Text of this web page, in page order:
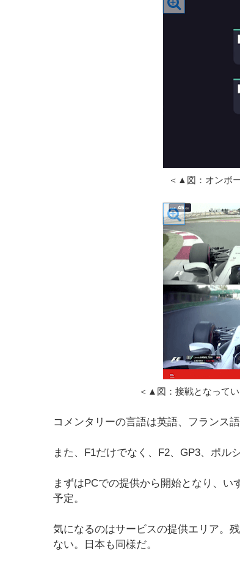
＜▲図：オンボ
＜▲図：接戦となって
コメンタリーの言語は英語、フランス
また、F1だけでなく、F2、GP3、ポル
まずはPCでの提供から開始となり、い
予定。
気になるのはサービスの提供エリア。
ない。日本も同様だ。